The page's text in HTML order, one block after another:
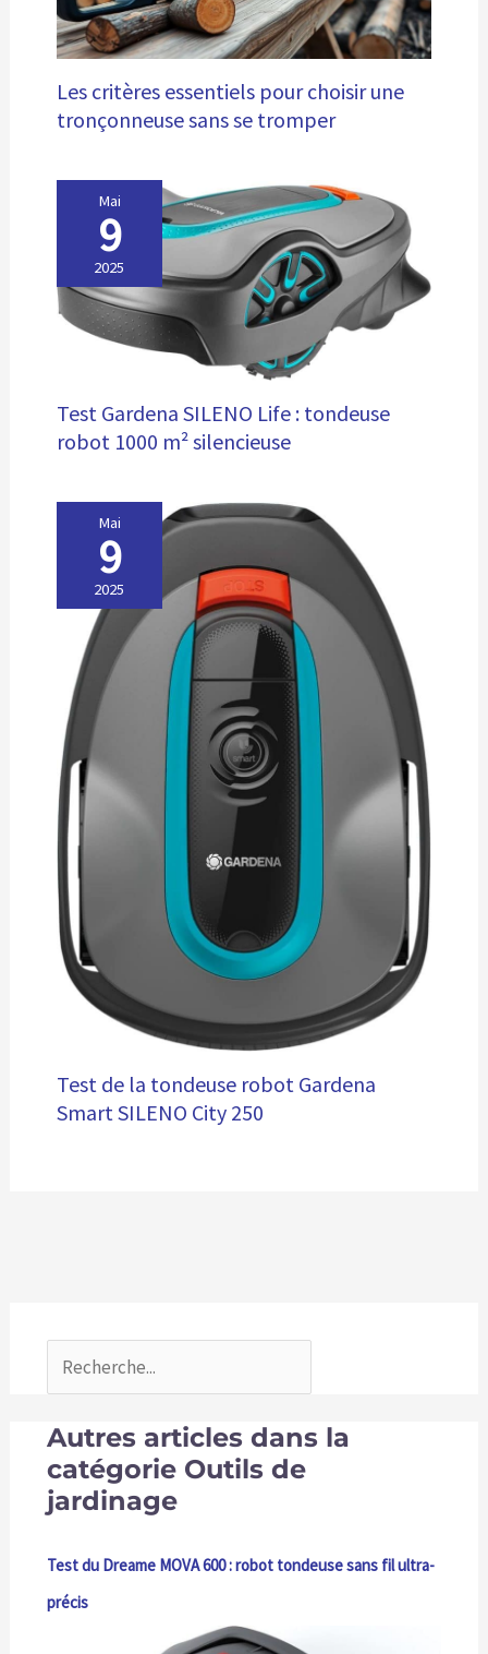
Les critères essentiels pour choisir une
tronçonneuse sans se tromper
Mai
9
2025
Test Gardena SILENO Life : tondeuse
robot 1000 m² silencieuse
Mai
9
2025
Test de la tondeuse robot Gardena
Smart SILENO City 250
Autres articles dans la
catégorie Outils de
jardinage
Test du Dreame MOVA 600 : robot tondeuse sans fil ultra-
précis